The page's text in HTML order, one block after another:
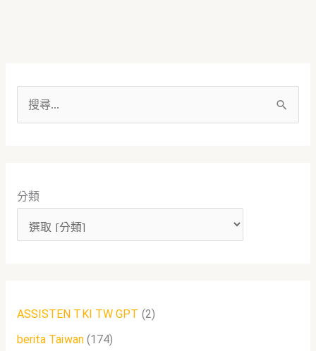
字
分類
ASSISTEN TKI TW GPT (2)
berita Taiwan(174)